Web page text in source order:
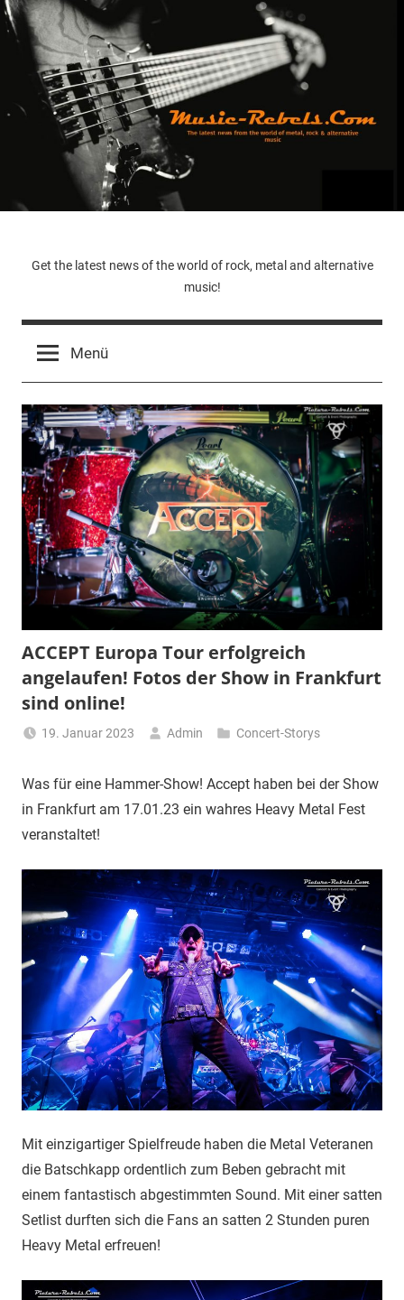
Zum
Inhalt
springen
Music-
Rebels.Com
Get the latest news of the world of rock, metal and alternative
music!
Menü
ACCEPT Europa Tour erfolgreich
angelaufen! Fotos der Show in Frankfurt
sind online!
19. Januar 2023 Admin Concert-Storys
Was für eine Hammer-Show! Accept haben bei der Show
in Frankfurt am 17.01.23 ein wahres Heavy Metal Fest
veranstaltet!
Mit einzigartiger Spielfreude haben die Metal Veteranen
die Batschkapp ordentlich zum Beben gebracht mit
einem fantastisch abgestimmten Sound. Mit einer satten
Setlist durften sich die Fans an satten 2 Stunden puren
Heavy Metal erfreuen!